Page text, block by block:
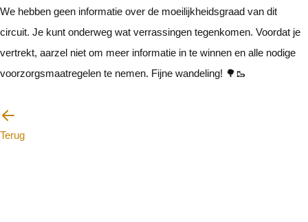
We hebben geen informatie over de moeilijkheidsgraad van dit
circuit. Je kunt onderweg wat verrassingen tegenkomen. Voordat je
vertrekt, aarzel niet om meer informatie in te winnen en alle nodige
voorzorgsmaatregelen te nemen. Fijne wandeling! 🌳🥾
Terug